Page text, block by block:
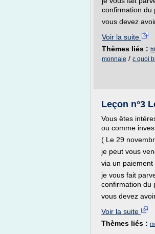
confirmation du
vous devez
Voir la suite
Thèmes liés :
monnaie / c quoi
Leçon n°3
Vous êtes
ou comme
( Le 29
je peut vous
via un
je vous fait
confirmation du
vous devez
Voir la suite
Thèmes liés :